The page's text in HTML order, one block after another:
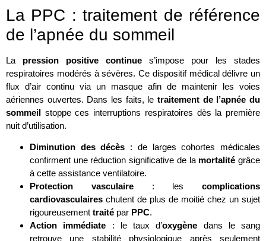
La PPC : traitement de référence
de l’apnée du sommeil
La pression positive continue s’impose pour les stades
respiratoires modérés à sévères. Ce dispositif médical délivre un
flux d’air continu via un masque afin de maintenir les voies
aériennes ouvertes. Dans les faits, le traitement de l’apnée du
sommeil stoppe ces interruptions respiratoires dès la première
nuit d’utilisation.
Diminution des décès : de larges cohortes médicales
confirment une réduction significative de la mortalité grâce
à cette assistance ventilatoire.
Protection vasculaire: les complications
cardiovasculaires chutent de plus de moitié chez un sujet
rigoureusement traité par PPC.
Action immédiate : le taux d’oxygène dans le sang
retrouve une stabilité physiologique après seulement